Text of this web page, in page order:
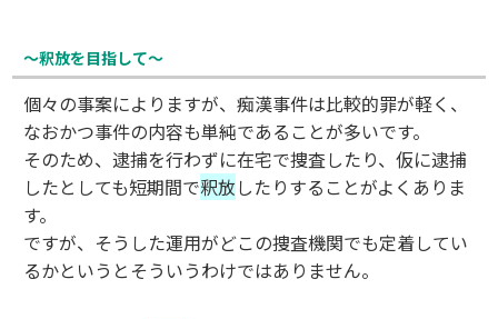
～釈放を目指して～
個々の事案によりますが、痴漢事件は比較的罪が軽く、
なおかつ事件の内容も単純であることが多いです。
そのため、逮捕を行わずに在宅で捜査したり、仮に逮捕
したとしても短期間で釈放したりすることがよくありま
す。
ですが、そうした運用がどこの捜査機関でも定着してい
るかというとそういうわけではありません。